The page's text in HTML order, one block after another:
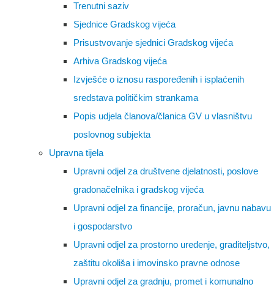
Trenutni saziv
Sjednice Gradskog vijeća
Prisustvovanje sjednici Gradskog vijeća
Arhiva Gradskog vijeća
Izvješće o iznosu raspoređenih i isplaćenih
sredstava političkim strankama
Popis udjela članova/članica GV u vlasništvu
poslovnog subjekta
Upravna tijela
Upravni odjel za društvene djelatnosti, poslove
gradonačelnika i gradskog vijeća
Upravni odjel za financije, proračun, javnu nabavu
i gospodarstvo
Upravni odjel za prostorno uređenje, graditeljstvo,
zaštitu okoliša i imovinsko pravne odnose
Upravni odjel za gradnju, promet i komunalno